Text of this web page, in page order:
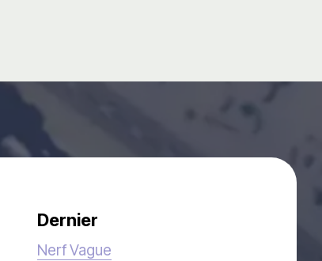
Dernier
Nerf Vague